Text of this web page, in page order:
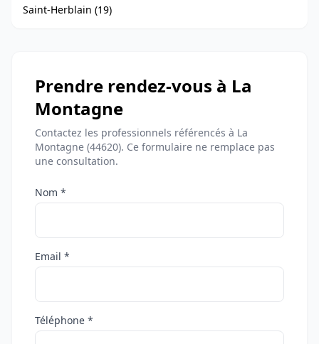
Saint-Herblain (19)
Prendre rendez-vous à La
Montagne
Contactez les professionnels référencés à La
Montagne (44620). Ce formulaire ne remplace pas
une consultation.
Nom *
Email *
Téléphone *